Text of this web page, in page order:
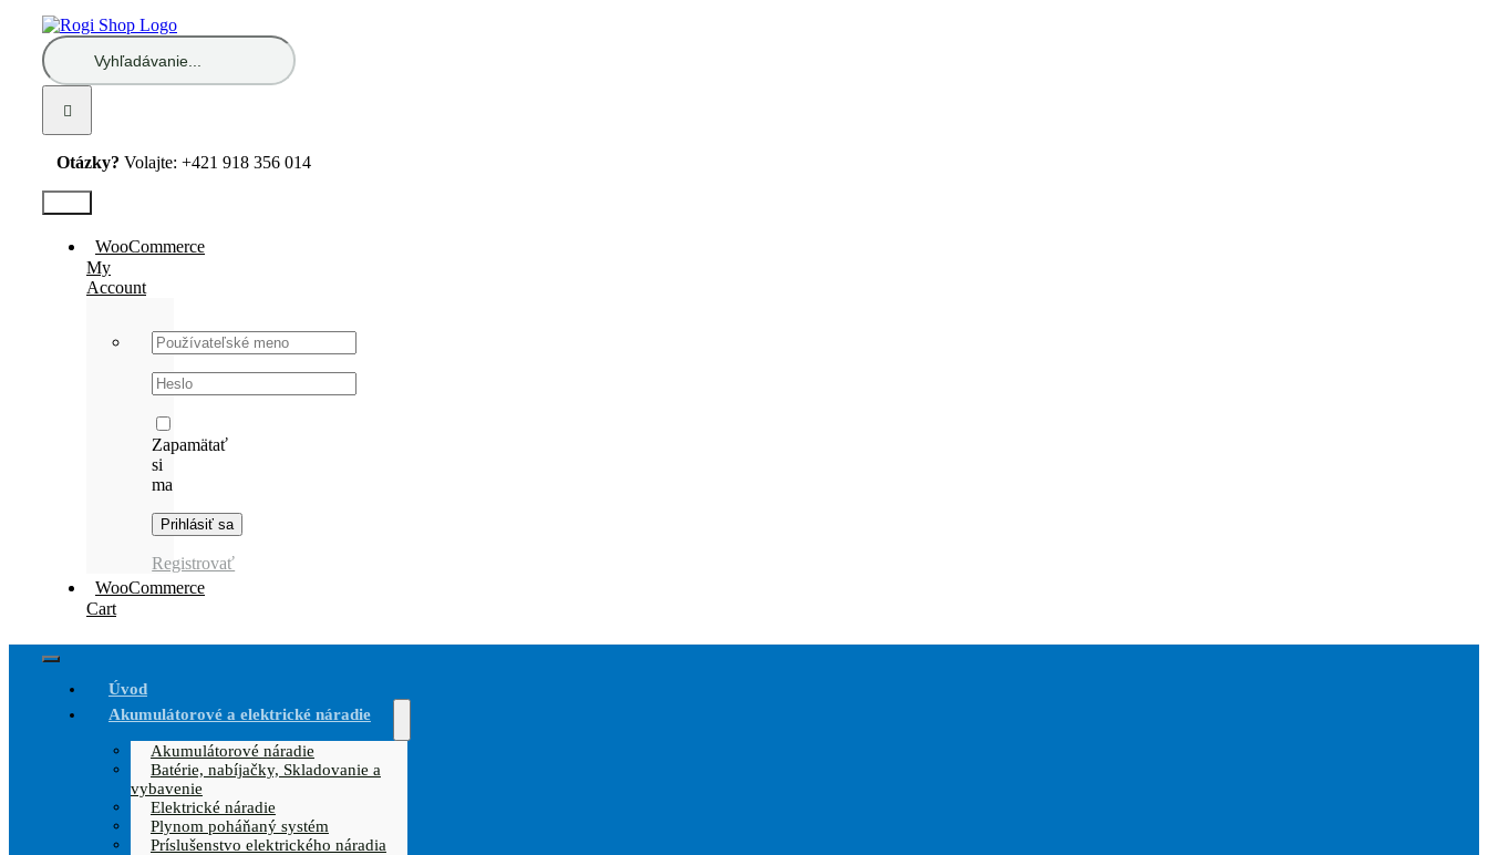
content
Hľadať:
Otázky? Volajte: +421 918 356 014
WooCommerce
My
Account
Username:
Password:
Zapamätať
si
ma
Registrovať
WooCommerce
Cart
Toggle
Navigation
Úvod
Akumulátorové a elektrické náradie
Akumulátorové náradie
Batérie, nabíjačky, Skladovanie a
vybavenie
Elektrické náradie
Plynom poháňaný systém
Príslušenstvo elektrického náradia